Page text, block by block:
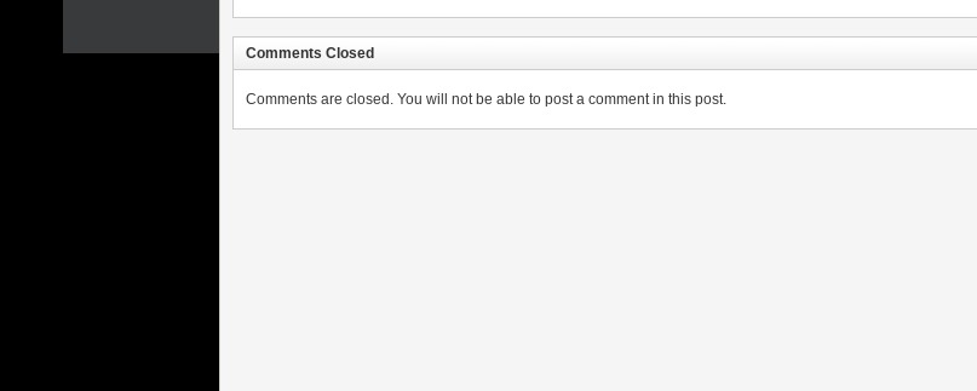
Comments Closed
Comments are closed. You will not be able to post a comment in this post.